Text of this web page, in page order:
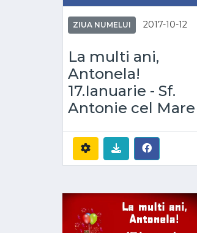
ZIUA NUMELUI 2017-10-12
La multi ani,
Antonela!
17.Ianuarie - Sf.
Antonie cel Mare